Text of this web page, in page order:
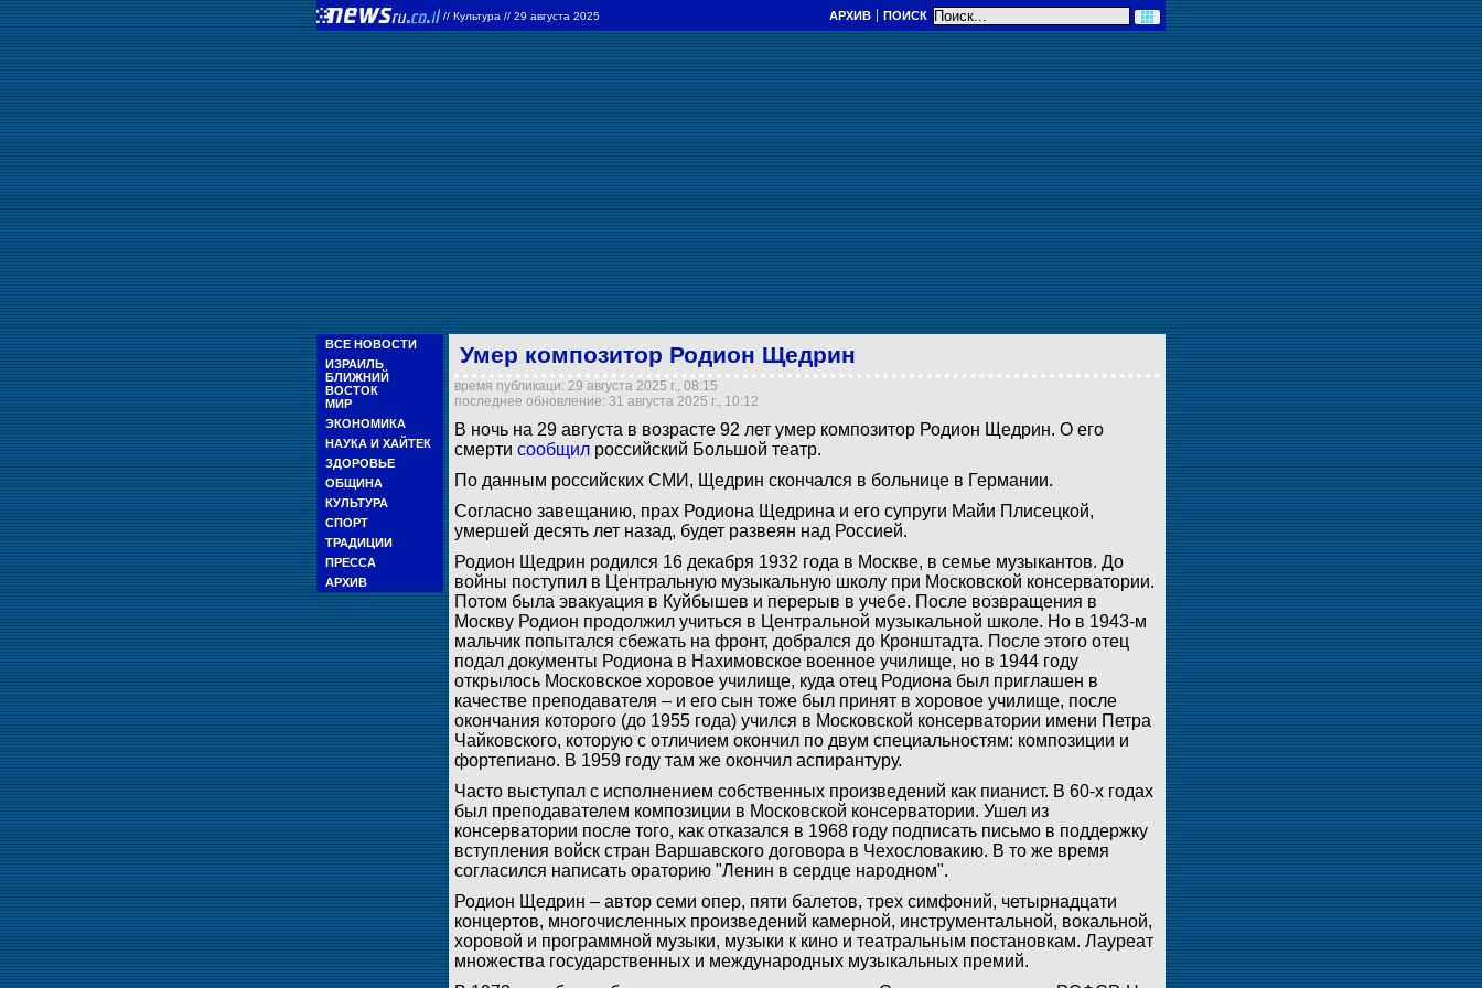
// Культура // 29 августа 2025 АРХИВ ПОИСК
ВСЕ НОВОСТИ
ИЗРАИЛЬ
БЛИЖНИЙ
ВОСТОК
МИР
ЭКОНОМИКА
НАУКА И ХАЙТЕК
ЗДОРОВЬЕ
ОБЩИНА
КУЛЬТУРА
СПОРТ
ТРАДИЦИИ
ПРЕССА
АРХИВ
Умер композитор Родион Щедрин
время публикаци: 29 августа 2025 г., 08:15
последнее обновление: 31 августа 2025 г., 10:12
В ночь на 29 августа в возрасте 92 лет умер композитор Родион Щедрин. О его
смерти сообщил российский Большой театр.
По данным российских СМИ, Щедрин скончался в больнице в Германии.
Согласно завещанию, прах Родиона Щедрина и его супруги Майи Плисецкой,
умершей десять лет назад, будет развеян над Россией.
Родион Щедрин родился 16 декабря 1932 года в Москве, в семье музыкантов. До
войны поступил в Центральную музыкальную школу при Московской консерватории.
Потом была эвакуация в Куйбышев и перерыв в учебе. После возвращения в
Москву Родион продолжил учиться в Центральной музыкальной школе. Но в 1943-м
мальчик попытался сбежать на фронт, добрался до Кронштадта. После этого отец
подал документы Родиона в Нахимовское военное училище, но в 1944 году
открылось Московское хоровое училище, куда отец Родиона был приглашен в
качестве преподавателя – и его сын тоже был принят в хоровое училище, после
окончания которого (до 1955 года) учился в Московской консерватории имени Петра
Чайковского, которую с отличием окончил по двум специальностям: композиции и
фортепиано. В 1959 году там же окончил аспирантуру.
Часто выступал с исполнением собственных произведений как пианист. В 60-х годах
был преподавателем композиции в Московской консерватории. Ушел из
консерватории после того, как отказался в 1968 году подписать письмо в поддержку
вступления войск стран Варшавского договора в Чехословакию. В то же время
согласился написать ораторию "Ленин в сердце народном".
Родион Щедрин – автор семи опер, пяти балетов, трех симфоний, четырнадцати
концертов, многочисленных произведений камерной, инструментальной, вокальной,
хоровой и программной музыки, музыки к кино и театральным постановкам. Лауреат
множества государственных и международных музыкальных премий.